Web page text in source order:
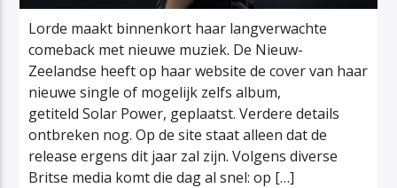
Lorde maakt binnenkort haar langverwachte
comeback met nieuwe muziek. De Nieuw-
Zeelandse heeft op haar website de cover van haar
nieuwe single of mogelijk zelfs album,
getiteld Solar Power, geplaatst. Verdere details
ontbreken nog. Op de site staat alleen dat de
release ergens dit jaar zal zijn. Volgens diverse
Britse media komt die dag al snel: op […]